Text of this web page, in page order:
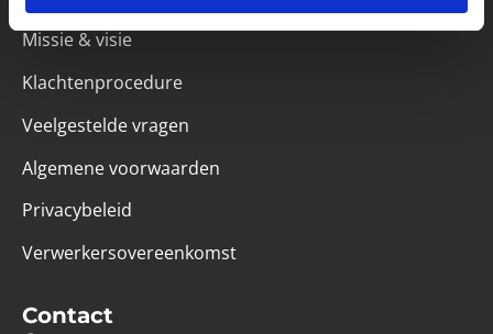
Handige links
Missie & visie
Klachtenprocedure
Veelgestelde vragen
Algemene voorwaarden
Privacybeleid
Verwerkersovereenkomst
Contact